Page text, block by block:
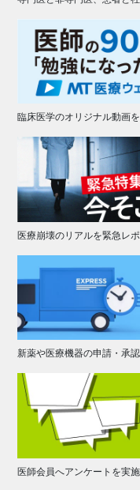
臨床医学のオリジナル動画を
医療崩壊のリアルを緊急レポ
新薬や医療機器の申請・承
医師会員へアンケートを実